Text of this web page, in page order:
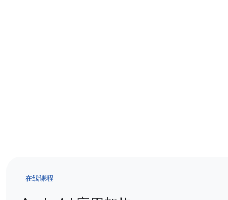
在线课程